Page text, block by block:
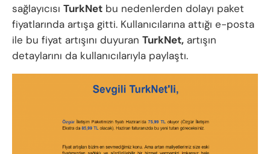
sağlayıcısı TurkNet bu nedenlerden dolayı paket
fiyatlarında artışa gitti. Kullanıcılarına attığı e-posta
ile bu fiyat artışını duyuran TurkNet, artışın
detaylarını da kullanıcılarıyla paylaştı.